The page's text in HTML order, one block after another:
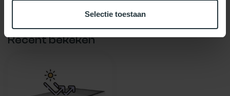
Selectie toestaan
Recent bekeken